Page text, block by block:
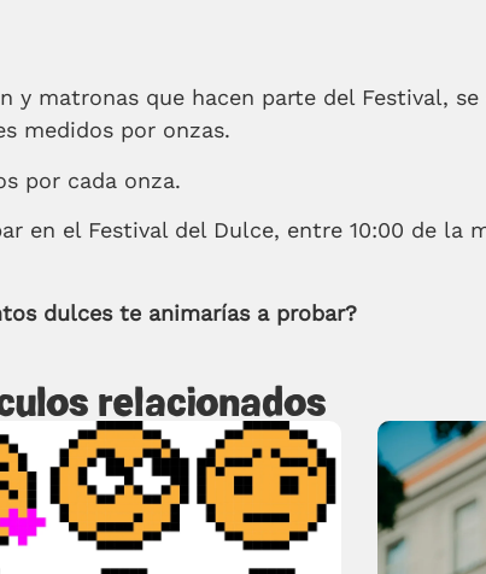
y matronas que hacen parte del Festival,
medidos por onzas.
por cada onza.
en el Festival del Dulce, entre 10:00 de la
dulces te animarías a probar?
relacionados